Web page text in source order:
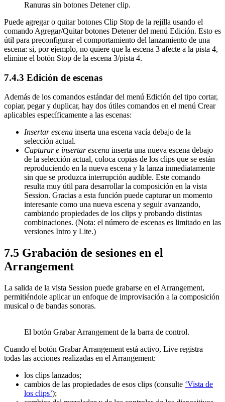
Ranuras sin botones Detener clip.
Puede agregar o quitar botones Clip Stop de la rejilla usando el
comando Agregar/Quitar botones Detener del menú Edición. Esto es
útil para preconfigurar el comportamiento del lanzamiento de una
escena: si, por ejemplo, no quiere que la escena 3 afecte a la pista 4,
elimine el botón Stop de la escena 3/pista 4.
7.4.3 Edición de escenas
Además de los comandos estándar del menú Edición del tipo cortar,
copiar, pegar y duplicar, hay dos útiles comandos en el menú Crear
aplicables específicamente a las escenas:
Insertar escena inserta una escena vacía debajo de la
selección actual.
Capturar e insertar escena inserta una nueva escena debajo
de la selección actual, coloca copias de los clips que se están
reproduciendo en la nueva escena y la lanza inmediatamente
sin que se produzca interrupción audible. Este comando
resulta muy útil para desarrollar la composición en la vista
Session. Gracias a esta función puede capturar un momento
interesante como una nueva escena y seguir avanzando,
cambiando propiedades de los clips y probando distintas
combinaciones. (Nota: el número de escenas es limitado en las
versiones Intro y Lite.)
7.5 Grabación de sesiones en el
Arrangement
La salida de la vista Session puede grabarse en el Arrangement,
permitiéndole aplicar un enfoque de improvisación a la composición
musical o de bandas sonoras.
El botón Grabar Arrangement de la barra de control.
Cuando el botón Grabar Arrangement está activo, Live registra
todas las acciones realizadas en el Arrangement:
los clips lanzados;
cambios de las propiedades de esos clips (consulte ‘Vista de
los clips’);